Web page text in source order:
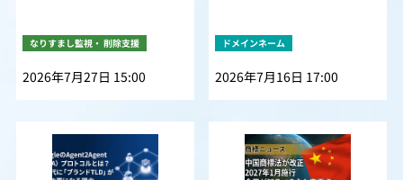
なりすまし監視・ 削除支援
2026年7月27日 15:00
ドメインネーム
2026年7月16日 17:00